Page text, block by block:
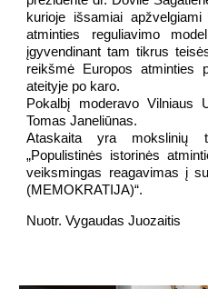
kurioje išsamiai
atminties reguliavimo
įgyvendinant tam tikrus
reikšmė Europos atminties
ateityje po karo.
Pokalbį moderavo Vilniaus
Tomas Janeliūnas.
Ataskaita yra mokslinių
„Populistinės istorinės
veiksmingas reagavimas į
(MEMOKRATIJA)“.
Nuotr. Vygaudas Juozaitis